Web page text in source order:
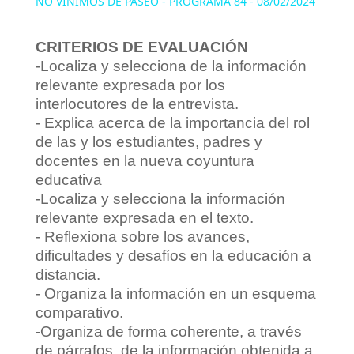
y
V
i
d
e
CRITERIOS DE EVALUACIÓN
-Localiza y selecciona de la información
relevante expresada por los
interlocutores de la entrevista.
- Explica acerca de la importancia del rol
de las y los estudiantes, padres y
docentes en la nueva coyuntura
educativa
-Localiza y selecciona la información
relevante expresada en el texto.
- Reflexiona sobre los avances,
dificultades y desafíos en la educación a
distancia.
- Organiza la información en un esquema
comparativo.
-Organiza de forma coherente, a través